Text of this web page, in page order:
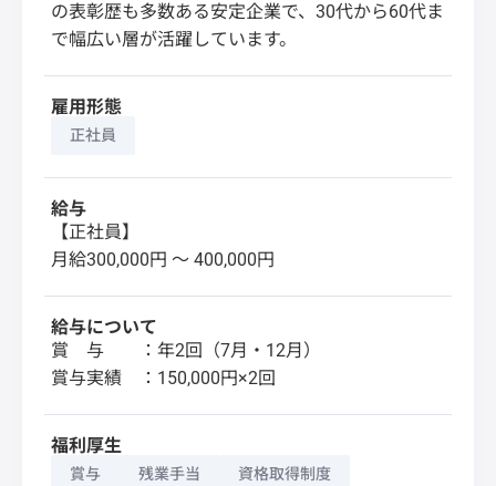
の表彰歴も多数ある安定企業で、30代から60代ま
で幅広い層が活躍しています。
雇用形態
正社員
給与
【正社員】
月給300,000円 〜 400,000円
給与について
賞 与 ：年2回（7月・12月）
賞与実績 ：150,000円×2回
福利厚生
賞与 残業手当 資格取得制度